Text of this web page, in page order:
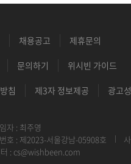
채용공고 제휴문의
문의하기 위시빈 가이드
침 제3자 정보제공 광고
자 : 최주영
호 : 제2023-서울강남-05908호
: cs@wishbeen.com